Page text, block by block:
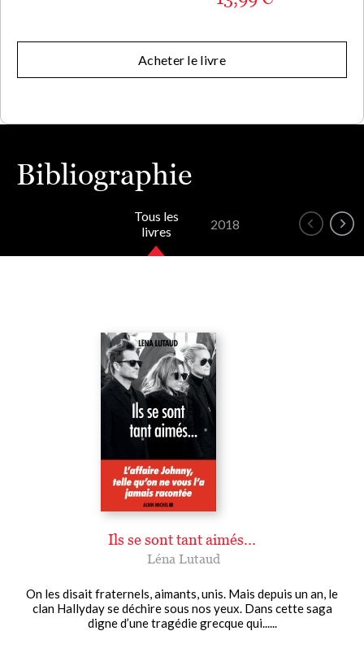
Acheter le livre
Bibliographie
Tous les
livres
2018
Ils se sont tant aimés...
Léna Lutaud
On les disait fraternels, aimants, unis. Mais depuis un an, le
clan Hallyday se déchire sous nos yeux. Dans cette saga
digne d’une tragédie grecque qui......